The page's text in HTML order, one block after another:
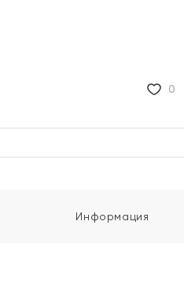
0
Информация